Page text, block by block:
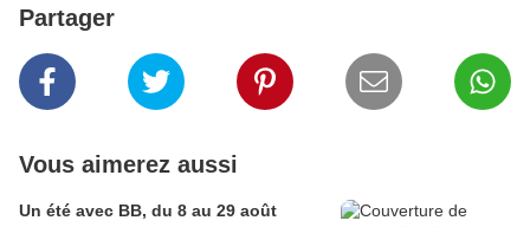
Partager
Vous aimerez aussi
Un été avec BB, du 8 au 29 août